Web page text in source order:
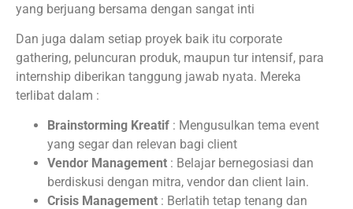
yang berjuang bersama dengan sangat inti
Dan juga dalam setiap proyek baik itu corporate
gathering, peluncuran produk, maupun tur intensif, para
internship diberikan tanggung jawab nyata. Mereka
terlibat dalam :
Brainstorming Kreatif : Mengusulkan tema event
yang segar dan relevan bagi client
Vendor Management : Belajar bernegosiasi dan
berdiskusi dengan mitra, vendor dan client lain.
Crisis Management : Berlatih tetap tenang dan